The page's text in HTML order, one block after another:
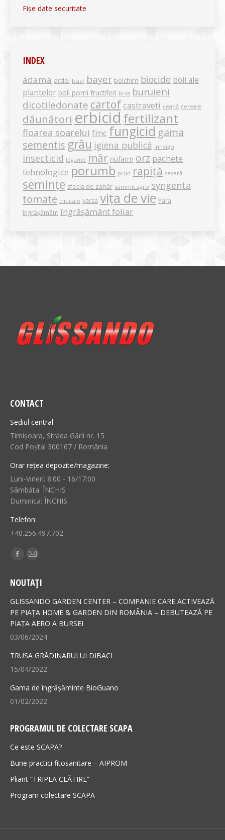
Fișe date securitate
INDEX
adama ardei basf bayer belchim biocide boli ale
plantelor boli pomi fructiferi bros buruieni
dicotiledonate cartof castraveti ceapă cereale
dăunători erbicid fertilizant
floarea soarelui fmc fungicid gama
sementis grâu igiena publică innvigo
insecticid legume măr nufarm orz pachete
tehnologice porumb prun rapiță secară
semințe sfecla de zahăr summit agro syngenta
tomate triticale varza vița de vie Yara
îngrășământ îngrășământ foliar
CONTACT
Sediul central
Timișoara, Strada Gării nr. 15
Cod Poștal 300167 / România
Orar rețea depozite/magazine:
Luni-Vineri: 8:00 - 16/17:00
Sâmbăta: ÎNCHIS
Duminica: ÎNCHIS
Telefon:
+40.256.497.702
Find us on:
Facebook
opens
in
new
window
Mail
opens
in
new
window
NOUTAȚI
GLISSANDO GARDEN CENTER – COMPANIE CARE ACTIVEAZĂ
PE PIAȚA HOME & GARDEN DIN ROMÂNIA – DEBUTEAZĂ PE
PIAȚA AERO A BURSEI
03/06/2024
TRUSA GRĂDINARULUI DIBACI
15/04/2022
Gama de îngrășăminte BioGuano
01/02/2022
PROGRAMUL DE COLECTARE SCAPA
Ce este SCAPA?
Bune practici fitosanitare – AIPROM
Pliant ”TRIPLA CLĂTIRE”
Program colectare SCAPA